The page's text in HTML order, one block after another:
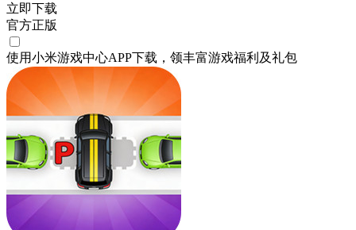
立即下载
官方正版
使用小米游戏中心APP下载 ，领丰富游戏福利 及礼包